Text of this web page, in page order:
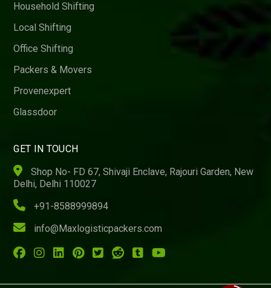
Household Shifting
Local Shifting
Office Shifting
Packers & Movers
Provenexpert
Glassdoor
GET IN TOUCH
Shop No- FD 67, Shivaji Enclave, Rajouri Garden, New
Delhi, Delhi 110027
+91-8588999894
info@Maxlogisticpackers.com